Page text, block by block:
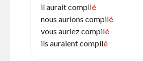
il aurait compilé
nous aurions compilé
vous auriez compilé
ils auraient compilé